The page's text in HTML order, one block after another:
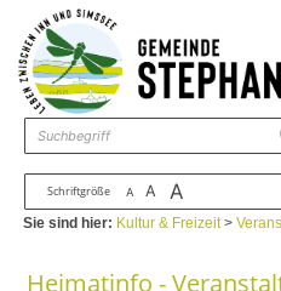
Zum Inhalt ,zur Navigation
Schriftgröße A A A
Sie sind hier: Kultur & Freizeit>
Heimatinfo -